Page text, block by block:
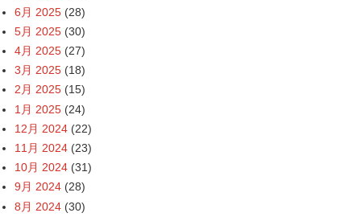
6月 2025 (28)
5月 2025 (30)
4月 2025 (27)
3月 2025 (18)
2月 2025 (15)
1月 2025 (24)
12月 2024 (22)
11月 2024 (23)
10月 2024 (31)
9月 2024 (28)
8月 2024 (30)